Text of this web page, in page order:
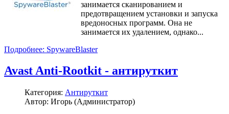
занимается сканированием и
предотвращением установки и запуска
вредоносных программ. Она не
занимается их удалением, однако...
Подробнее: SpywareBlaster
Avast Anti-Rootkit - антируткит
Категория: Антируткит
Автор: Игорь (Администратор)